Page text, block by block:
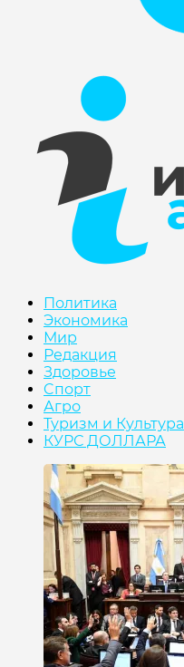
Политика
Экономика
Мир
Редакция
Здоровье
Cпорт
Агро
Туризм и Культура
КУРС ДОЛЛАРА